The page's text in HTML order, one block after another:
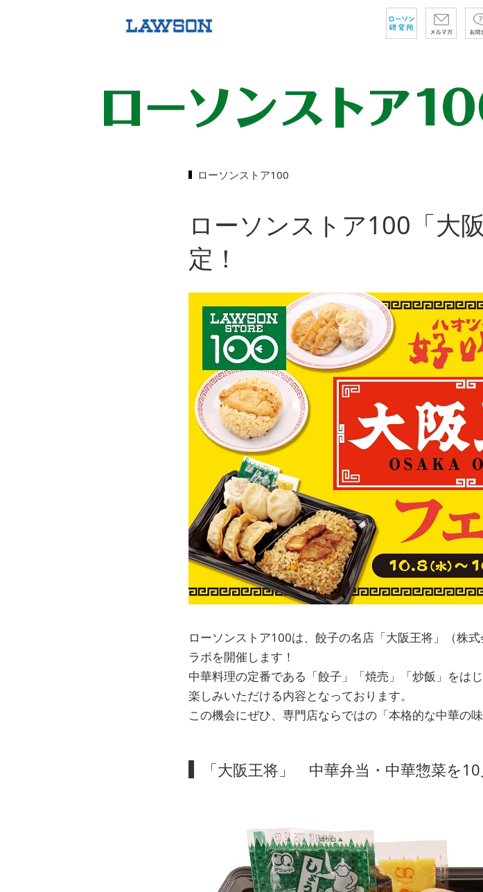
ローソンストア100
ローソンストア100「大
定！
ローソンストア100は、餃子の名店「大阪王将」（株
ラボを開催します！
中華料理の定番である「餃子」「焼売」「炒飯」をは
楽しみいただける内容となっております。
この機会にぜひ、専門店ならではの「本格的な中華の
「大阪王将」 中華弁当・中華惣菜を10